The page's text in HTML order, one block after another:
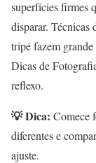
superfícies firmes
disparar. Técnicas
tripé fazem
Dicas de
reflexo.
💡 Dica: Comece
diferentes e
ajuste.